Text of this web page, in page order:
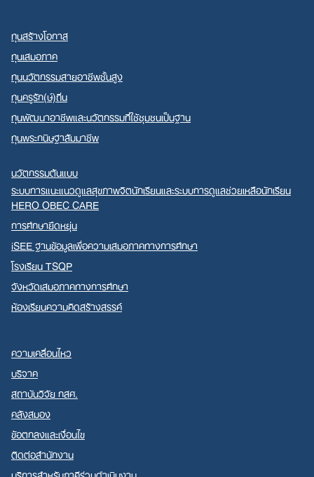
ทุนสร้างโอกาส
ทุนเสมอภาค
ทุนนวัตกรรมสายอาชีพชั้นสูง
ทุนครูรัก(ษ์)ถิ่น
ทุนพัฒนาอาชีพและนวัตกรรมที่ใช้ชุมชนเป็นฐาน
ทุนพระกนิษฐาสัมมาชีพ
นวัตกรรมต้นแบบ
ระบบการแนะแนวดูแลสุขภาพจิตนักเรียนและระบบการดูแลช่วยเหลือนักเรียน
HERO OBEC CARE
การศึกษายืดหยุ่น
iSEE ฐานข้อมูลเพื่อความเสมอภาคทางการศึกษา
โรงเรียน TSQP
จังหวัดเสมอภาคทางการศึกษา
ห้องเรียนความคิดสร้างสรรค์
ความเคลื่อนไหว
บริจาค
สถาบันวิจัย กสศ.
คลังสมอง
ข้อตกลงและเงื่อนไข
ติดต่อสำนักงาน